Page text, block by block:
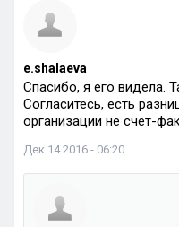
e.shalaeva
Спасибо, я его видела.
Согласитесь, есть
организации не счет-
Дек 14 2016 - 06:20